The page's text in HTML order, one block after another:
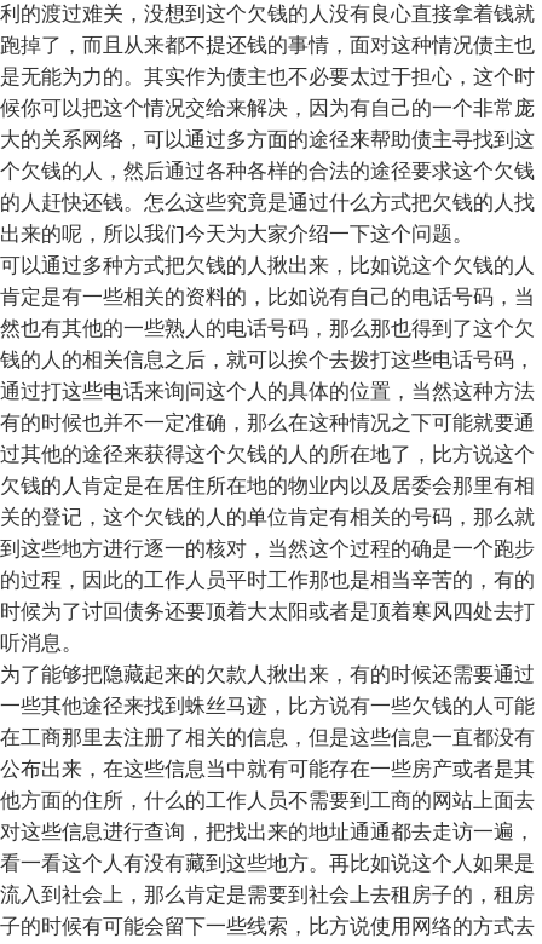
利的渡过难关，没想到这个欠钱的人没有良心直接拿着钱就
跑掉了，而且从来都不提还钱的事情，面对这种情况债主也
是无能为力的。其实作为债主也不必要太过于担心，这个时
候你可以把这个情况交给来解决，因为有自己的一个非常庞
大的关系网络，可以通过多方面的途径来帮助债主寻找到这
个欠钱的人，然后通过各种各样的合法的途径要求这个欠钱
的人赶快还钱。怎么这些究竟是通过什么方式把欠钱的人找
出来的呢，所以我们今天为大家介绍一下这个问题。
可以通过多种方式把欠钱的人揪出来，比如说这个欠钱的人
肯定是有一些相关的资料的，比如说有自己的电话号码，当
然也有其他的一些熟人的电话号码，那么那也得到了这个欠
钱的人的相关信息之后，就可以挨个去拨打这些电话号码，
通过打这些电话来询问这个人的具体的位置，当然这种方法
有的时候也并不一定准确，那么在这种情况之下可能就要通
过其他的途径来获得这个欠钱的人的所在地了，比方说这个
欠钱的人肯定是在居住所在地的物业内以及居委会那里有相
关的登记，这个欠钱的人的单位肯定有相关的号码，那么就
到这些地方进行逐一的核对，当然这个过程的确是一个跑步
的过程，因此的工作人员平时工作那也是相当辛苦的，有的
时候为了讨回债务还要顶着大太阳或者是顶着寒风四处去打
听消息。
为了能够把隐藏起来的欠款人揪出来，有的时候还需要通过
一些其他途径来找到蛛丝马迹，比方说有一些欠钱的人可能
在工商那里去注册了相关的信息，但是这些信息一直都没有
公布出来，在这些信息当中就有可能存在一些房产或者是其
他方面的住所，什么的工作人员不需要到工商的网站上面去
对这些信息进行查询，把找出来的地址通通都去走访一遍，
看一看这个人有没有藏到这些地方。再比如说这个人如果是
流入到社会上，那么肯定是需要到社会上去租房子的，租房
子的时候有可能会留下一些线索，比方说使用网络的方式去